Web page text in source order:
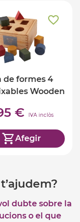
de formes 4
Wooden
€ IVA inclòs
Afegir
dubte sobre la
o el que